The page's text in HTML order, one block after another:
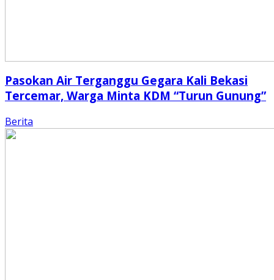
Pasokan Air Terganggu Gegara Kali Bekasi
Tercemar, Warga Minta KDM “Turun Gunung”
Berita